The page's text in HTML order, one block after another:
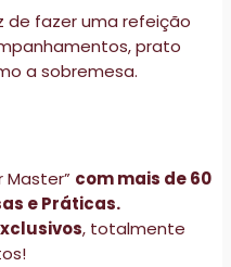
de fazer uma refeição
prato
a sobremesa.
Master” com mais de 60
e Práticas.
, totalmente